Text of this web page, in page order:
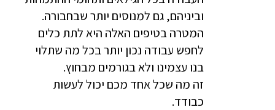
וביניהם, גם למנוסים יותר שבחבורה.
המטרה בטיפים האלה היא לתת כלים
לחפש עבודה נכון יותר בכל מה שתלוי
בנו עצמינו ולא בגורמים מבחוץ.
זה מה שכל אחד מכם יכול לעשות
כבודד.